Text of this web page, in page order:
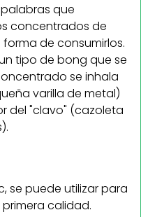
que
concentrados de
forma de consumirlos.
tipo de bong que se
se inhala
varilla de metal)
del "clavo" (cazoleta
se puede utilizar para
calidad.